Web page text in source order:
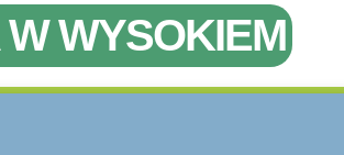
WYSOKIEM